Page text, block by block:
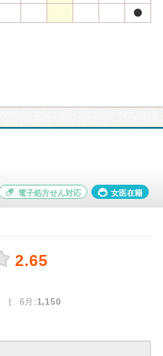
電子処方せん対応 女医在籍
2.65
| 6月:1,150